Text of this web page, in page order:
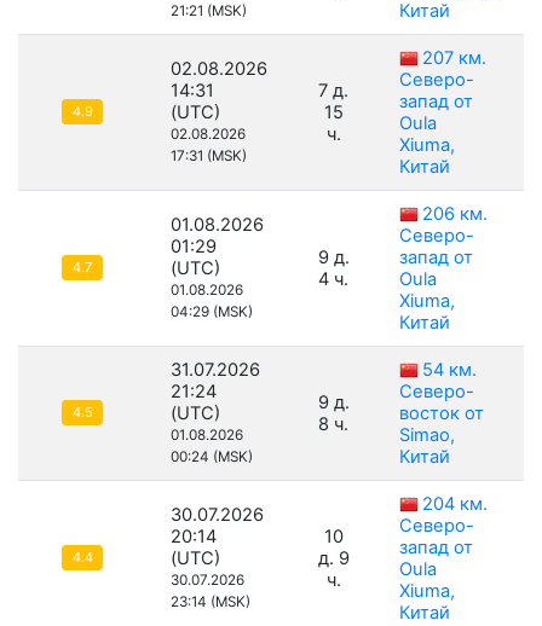
21:21 (MSK)
Китай
4.9
02.08.2026
14:31
(UTC)
02.08.2026
17:31 (MSK)
7 д.
15
ч.
207 км.
Северо-
запад от
Oula
Xiuma,
Китай
4.7
01.08.2026
01:29
(UTC)
01.08.2026
04:29 (MSK)
9 д.
4 ч.
206 км.
Северо-
запад от
Oula
Xiuma,
Китай
4.5
31.07.2026
21:24
(UTC)
01.08.2026
00:24 (MSK)
9 д.
8 ч.
54 км.
Северо-
восток от
Simao,
Китай
4.4
30.07.2026
20:14
(UTC)
30.07.2026
23:14 (MSK)
10
д. 9
ч.
204 км.
Северо-
запад от
Oula
Xiuma,
Китай